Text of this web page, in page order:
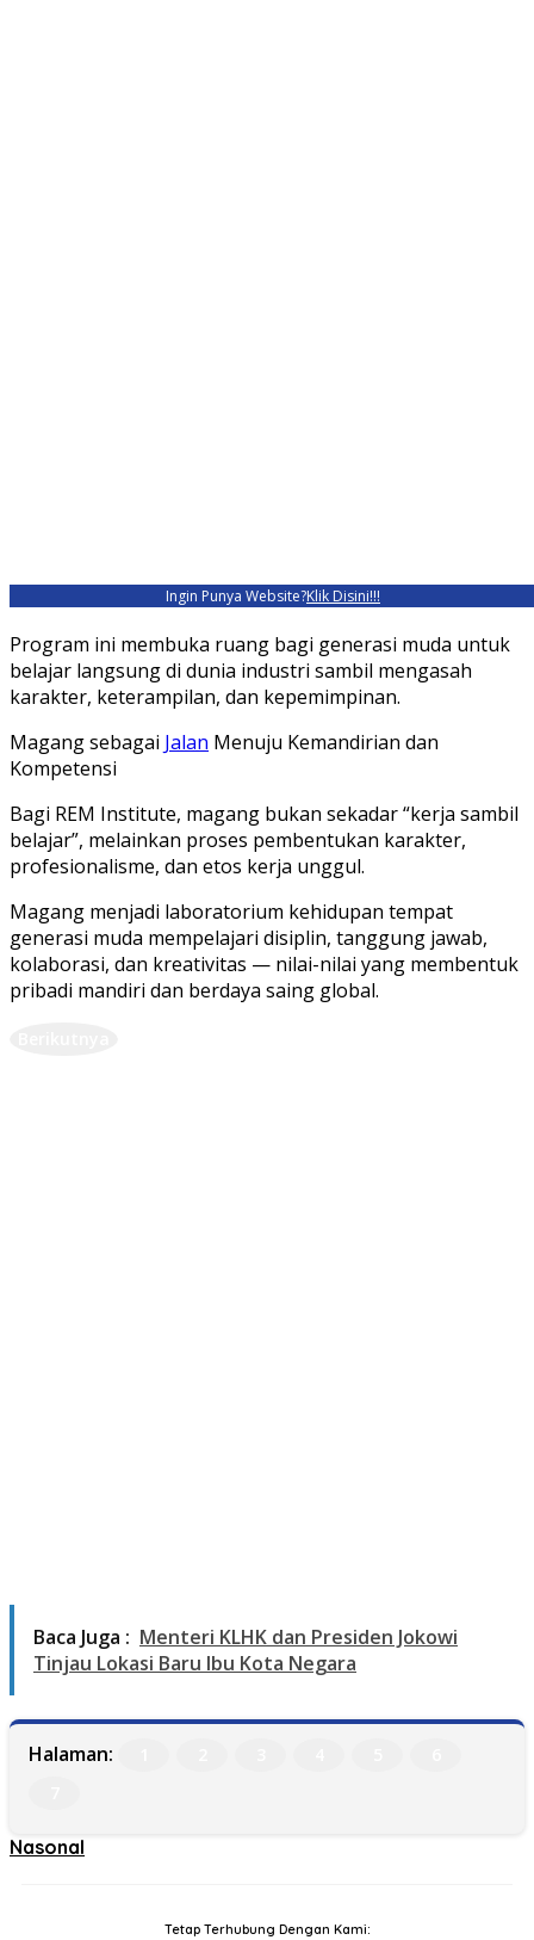
Ingin Punya Website?Klik Disini!!!
Program ini membuka ruang bagi generasi muda untuk
belajar langsung di dunia industri sambil mengasah
karakter, keterampilan, dan kepemimpinan.
Magang sebagai Jalan Menuju Kemandirian dan
Kompetensi
Bagi REM Institute, magang bukan sekadar “kerja sambil
belajar”, melainkan proses pembentukan karakter,
profesionalisme, dan etos kerja unggul.
Magang menjadi laboratorium kehidupan tempat
generasi muda mempelajari disiplin, tanggung jawab,
kolaborasi, dan kreativitas — nilai-nilai yang membentuk
pribadi mandiri dan berdaya saing global.
Baca Juga : Menteri KLHK dan Presiden Jokowi
Tinjau Lokasi Baru Ibu Kota Negara
Halaman:
Nasonal
Tetap Terhubung Dengan Kami: